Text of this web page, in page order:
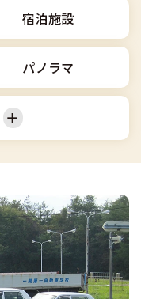
ー)
5522
宿泊施設
パノラマ
中型車